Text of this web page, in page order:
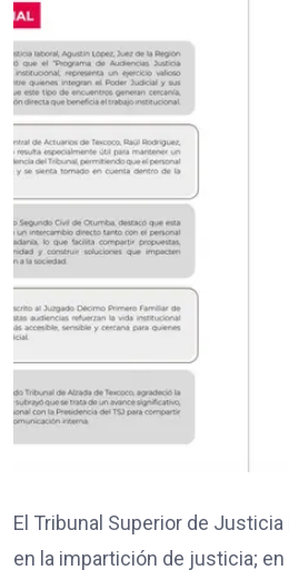
El Tribunal Superior de
en la impartición de justicia;